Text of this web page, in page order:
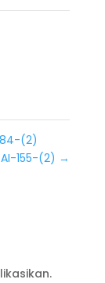
(2)
155-(2) →